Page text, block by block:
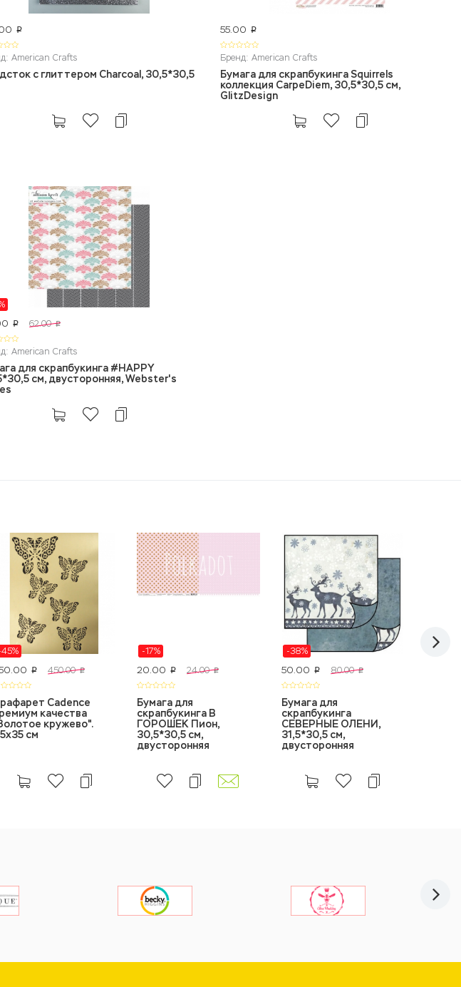
p
American Crafts
с глиттером Charcoal, 30,5*30,5
55.00 p
Бренд: American Crafts
Бумага для скрапбукинга Squirrels
коллекция CarpeDiem, 30,5*30,5 см,
GlitzDesign
p 62.00 p
American Crafts
для скрапбукинга #HAPPY
см, двусторонняя, Webster's
p 450.00 p
Cadence
качества
кружево".
см
-17%
20.00 p 24.00 p
Бумага для
скрапбукинга В
ГОРОШЕК Пион,
30,5*30,5 см,
двусторонняя
-38%
50.00 p 80.00 p
Бумага для
скрапбукинга
СЕВЕРНЫЕ ОЛЕНИ,
31,5*30,5 см,
двусторонняя
-25%